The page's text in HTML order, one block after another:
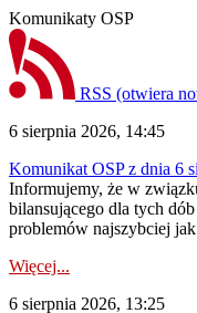
Komunikaty OSP
RSS (otwiera
6 sierpnia 2026, 14:45
Komunikat OSP z dnia 6
Informujemy, że w
bilansującego dla tych
problemów najszybciej
Więcej...
6 sierpnia 2026, 13:25